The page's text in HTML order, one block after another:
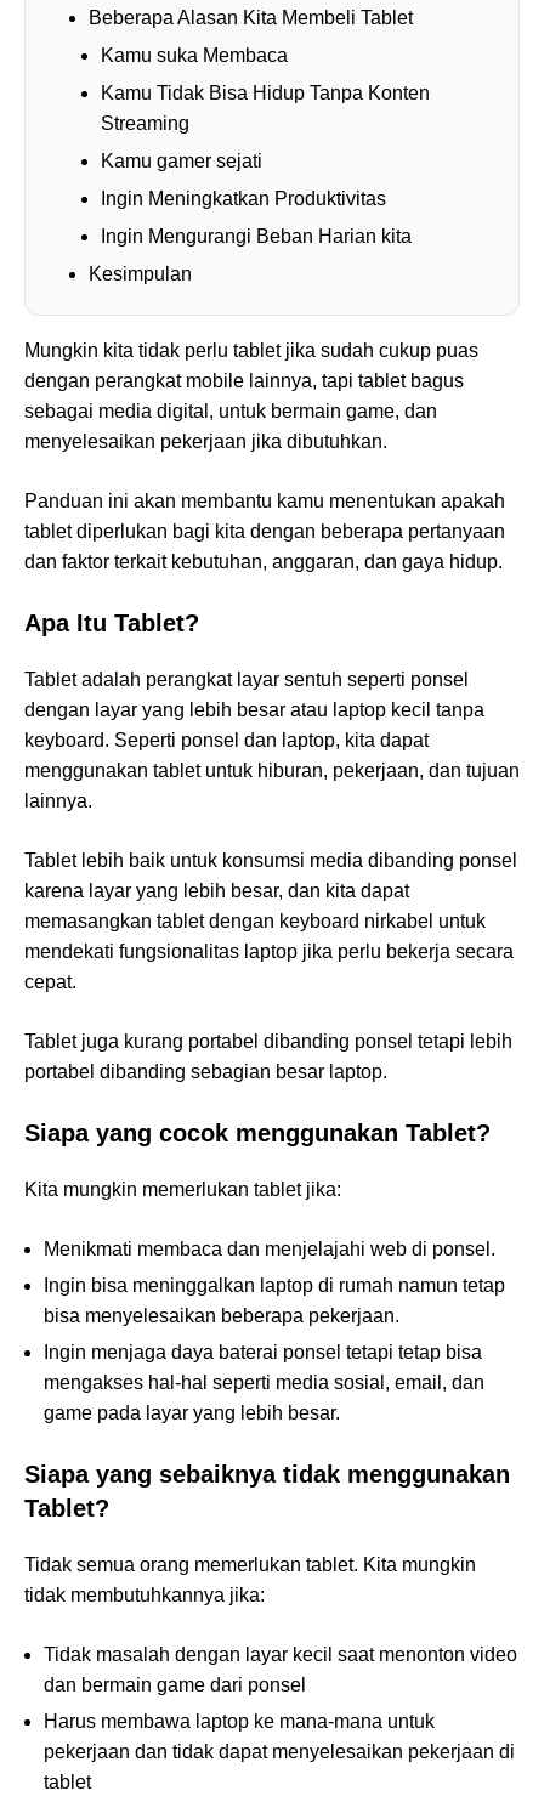
Beberapa Alasan Kita Membeli Tablet
Kamu suka Membaca
Kamu Tidak Bisa Hidup Tanpa Konten
Streaming
Kamu gamer sejati
Ingin Meningkatkan Produktivitas
Ingin Mengurangi Beban Harian kita
Kesimpulan
Mungkin kita tidak perlu tablet jika sudah cukup puas
dengan perangkat mobile lainnya, tapi tablet bagus
sebagai media digital, untuk bermain game, dan
menyelesaikan pekerjaan jika dibutuhkan.
Panduan ini akan membantu kamu menentukan apakah
tablet diperlukan bagi kita dengan beberapa pertanyaan
dan faktor terkait kebutuhan, anggaran, dan gaya hidup.
Apa Itu Tablet?
Tablet adalah perangkat layar sentuh seperti ponsel
dengan layar yang lebih besar atau laptop kecil tanpa
keyboard. Seperti ponsel dan laptop, kita dapat
menggunakan tablet untuk hiburan, pekerjaan, dan tujuan
lainnya.
Tablet lebih baik untuk konsumsi media dibanding ponsel
karena layar yang lebih besar, dan kita dapat
memasangkan tablet dengan keyboard nirkabel untuk
mendekati fungsionalitas laptop jika perlu bekerja secara
cepat.
Tablet juga kurang portabel dibanding ponsel tetapi lebih
portabel dibanding sebagian besar laptop.
Siapa yang cocok menggunakan Tablet?
Kita mungkin memerlukan tablet jika:
Menikmati membaca dan menjelajahi web di ponsel.
Ingin bisa meninggalkan laptop di rumah namun tetap
bisa menyelesaikan beberapa pekerjaan.
Ingin menjaga daya baterai ponsel tetapi tetap bisa
mengakses hal-hal seperti media sosial, email, dan
game pada layar yang lebih besar.
Siapa yang sebaiknya tidak menggunakan
Tablet?
Tidak semua orang memerlukan tablet. Kita mungkin
tidak membutuhkannya jika:
Tidak masalah dengan layar kecil saat menonton video
dan bermain game dari ponsel
Harus membawa laptop ke mana-mana untuk
pekerjaan dan tidak dapat menyelesaikan pekerjaan di
tablet